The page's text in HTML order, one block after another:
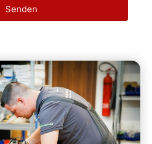
Senden